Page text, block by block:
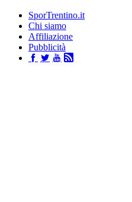
SporTrentino.it
Chi siamo
Affiliazione
Pubblicità